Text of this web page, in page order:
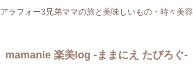
アラフォー3兄弟ママの旅と美味しいもの・時々美容
mamanie 楽美log -ままにえ たびろぐ-